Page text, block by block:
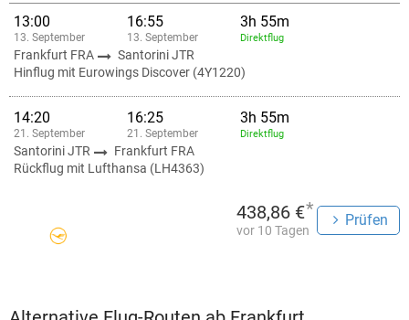
13:00
13. September
16:55
13. September
3h 55m
Direktflug
Frankfurt FRA
Santorini JTR
Hinflug mit Eurowings Discover (4Y1220)
14:20
21. September
16:25
21. September
3h 55m
Direktflug
Santorini JTR
Frankfurt FRA
Rückflug mit Lufthansa (LH4363)
438,86 €*
vor 10 Tagen
Prüfen